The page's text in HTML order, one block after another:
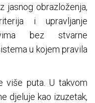
jasnog obrazloženja,
i upravljanje
bez stvarne
u kojem pravila
više puta. U takvom
djeluje kao izuzetak,